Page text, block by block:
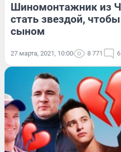
Шиномонтажник из
стать звездой,
сыном
27 марта, 2021, 10:00 8 771 6